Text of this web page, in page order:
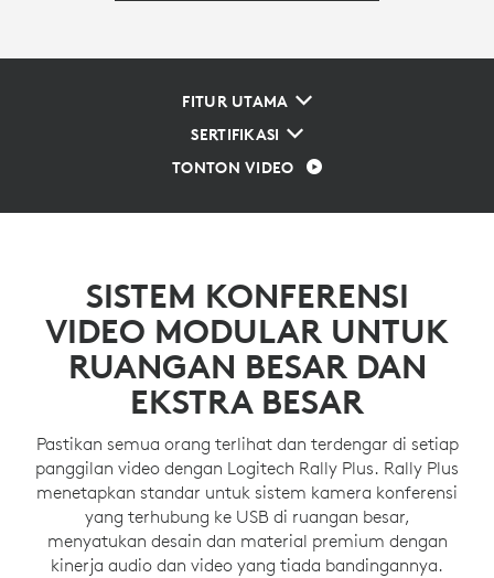
FITUR UTAMA
SERTIFIKASI
TONTON VIDEO
SISTEM KONFERENSI
VIDEO MODULAR UNTUK
RUANGAN BESAR DAN
EKSTRA BESAR
Pastikan semua orang terlihat dan terdengar di setiap
panggilan video dengan Logitech Rally Plus. Rally Plus
menetapkan standar untuk sistem kamera konferensi
yang terhubung ke USB di ruangan besar,
menyatukan desain dan material premium dengan
kinerja audio dan video yang tiada bandingannya.